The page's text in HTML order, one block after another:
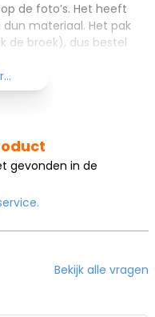
de foto’s. Het heeft
materiaal. Het pak
de broek), dus bestel
gevonden in de
Bekijk alle vragen